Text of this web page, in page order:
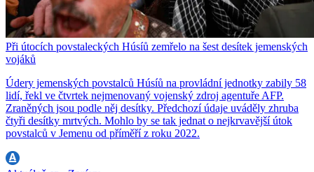
Při útocích povstaleckých Húsíů zemřelo na šest desítek jemenských
vojáků
Údery jemenských povstalců Húsíů na provládní jednotky zabily 58
lidí, řekl ve čtvrtek nejmenovaný vojenský zdroj agentuře AFP.
Zraněných jsou podle něj desítky. Předchozí údaje uváděly zhruba
čtyři desítky mrtvých. Mohlo by se tak jednat o nejkrvavější útok
povstalců v Jemenu od příměří z roku 2022.